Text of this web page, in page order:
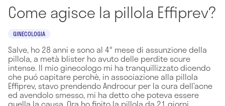
Come agisce la pillola Effiprev?
GINECOLOGIA
Salve, ho 28 anni e sono al 4° mese di assunzione della
pillola, a metà blister ho avuto delle perdite scure
intense. Il mio ginecologo mi ha tranquillizzato dicendo
che puó capitare perchè, in associazione alla pillola
Effiprev, stavo prendendo Androcur per la cura dell’acne
ed avendolo smesso, mi ha detto che poteva essere